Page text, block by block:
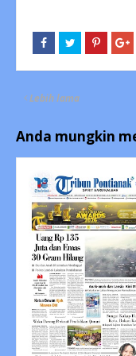
Lebih lama
Anda mungkin